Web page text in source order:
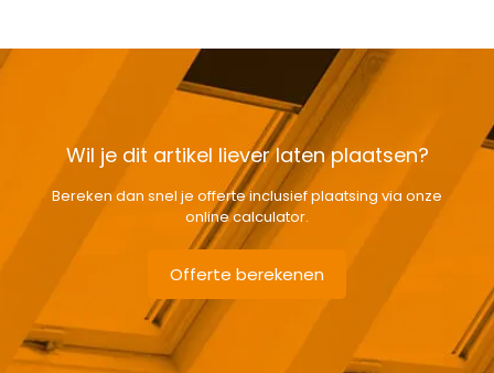
Wil je dit artikel liever laten plaatsen?
Bereken dan snel je offerte inclusief plaatsing via onze
online calculator.
Offerte berekenen